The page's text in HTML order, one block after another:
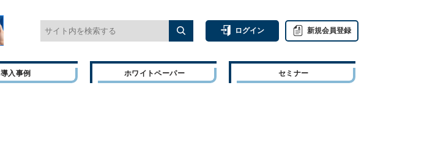
ログイン 新規会員登録
導入事例 ホワイトペーパー セミナー